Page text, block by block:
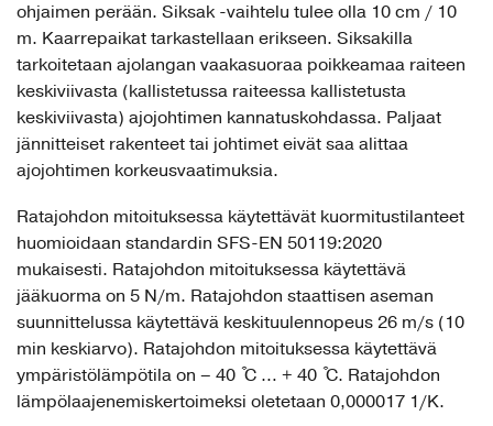
ohjaimen perään. Siksak -vaihtelu tulee olla 10 cm / 10
m. Kaarrepaikat tarkastellaan erikseen. Siksakilla
tarkoitetaan ajolangan vaakasuoraa poikkeamaa raiteen
keskiviivasta (kallistetussa raiteessa kallistetusta
keskiviivasta) ajojohtimen kannatuskohdassa. Paljaat
jännitteiset rakenteet tai johtimet eivät saa alittaa
ajojohtimen korkeusvaatimuksia.
Ratajohdon mitoituksessa käytettävät kuormitustilanteet
huomioidaan standardin SFS-EN 50119:2020
mukaisesti. Ratajohdon mitoituksessa käytettävä
jääkuorma on 5 N/m. Ratajohdon staattisen aseman
suunnittelussa käytettävä keskituulennopeus 26 m/s (10
min keskiarvo). Ratajohdon mitoituksessa käytettävä
ympäristölämpötila on – 40 ͒C … + 40 ͒C. Ratajohdon
lämpölaajenemiskertoimeksi oletetaan 0,000017 1/K.